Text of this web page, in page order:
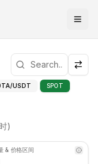
指标为 51.53 处
IOTA（IOTA）
/USDT SPOT
)
& 价格区间